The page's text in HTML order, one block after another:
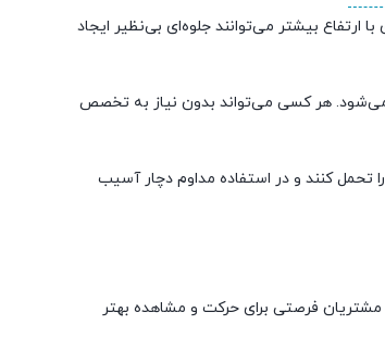
ارتفاع بیشتر می‌توانند جلوه‌ای بی‌نظیر ایجاد
هر کسی می‌تواند بدون نیاز به تخصص
تحمل کنند و در استفاده مداوم دچار آسیب
مشتریان فرصتی برای حرکت و مشاهده بهتر